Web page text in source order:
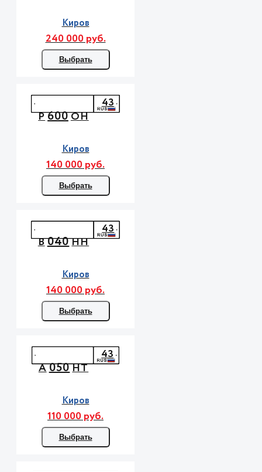
Киров
240 000 руб.
Выбрать
Р600ОН
43
Киров
140 000 руб.
Выбрать
В040НН
43
Киров
140 000 руб.
Выбрать
А050НТ
43
Киров
110 000 руб.
Выбрать